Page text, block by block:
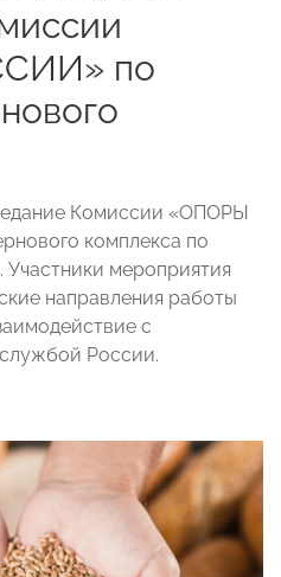
по
Комиссии «ОПОРЫ
комплекса по
Участники мероприятия
направления работы
с
России.